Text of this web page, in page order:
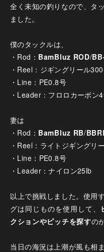
全く未知の釣りなので、タ
ました。
僕のタックルは、
・Rod： BamBluz ROD/
・Reel：ジギングリール
・Line：PE0.8号
・Leader：フロロカーボン
妻は
・Rod： BamBluz RB/
・Reel：ライトジギングリ
・Line：PE0.8号
・Leader：ナイロン25lb
以上で挑戦しました。使用
グは同じものを使用して、
クションやピッチを探すの
当日の海況は上潮が風も相